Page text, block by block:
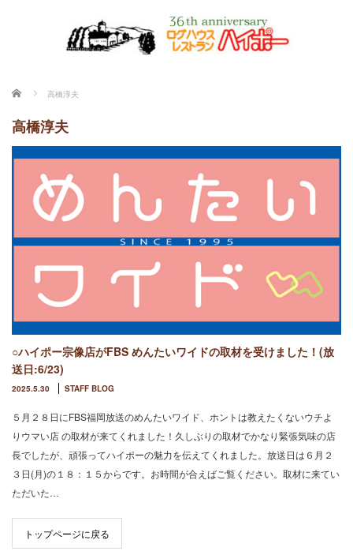
ホーム 高橋淳夫
高橋淳夫
○ハイポー宗像店がFBS めんたいワイドの取材を受けました！(放
送日:6/23)
2025.5.30 STAFF BLOG
５月２８日にFBS福岡放送のめんたいワイド、ホントは教えたくないウチよ
りウマい店 の取材が来てくれました！久しぶりの取材でかなり緊張気味の店
長でしたが、頑張ってハイポーの魅力を伝えてくれました。放送日は６月２
３日(月)の１８：１５からです。お時間が合えばご覧ください。取材に来てい
ただいた…
トップページに戻る